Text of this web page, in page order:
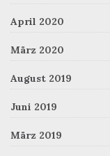
April 2020
März 2020
August 2019
Juni 2019
März 2019